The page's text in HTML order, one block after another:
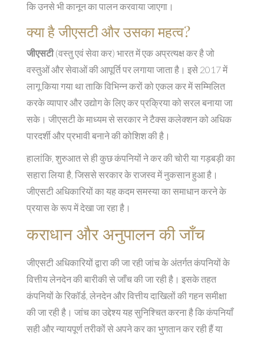
कि उनसे भी कानून का पालन करवाया जाएगा।
क्या है जीएसटी और उसका महत्व?
जीएसटी(वस्तु एवं सेवा कर) भारत में एक अप्रत्यक्ष कर है जो
वस्तुओं और सेवाओं की आपूर्ति पर लगाया जाता है। इसे 2017 में
लागू किया गया था ताकि विभिन्न करों को एकल कर में सम्मिलित
करके व्यापार और उद्योग के लिए कर प्रक्रिया को सरल बनाया जा
सके। जीएसटी के माध्यम से सरकार ने टैक्स कलेक्शन को अधिक
पारदर्शी और प्रभावी बनाने की कोशिश की है।
हालांकि, शुरुआत से ही कुछ कंपनियों ने कर की चोरी या गड़बड़ी का
सहारा लिया है, जिससे सरकार के राजस्व में नुकसान हुआ है।
जीएसटी अधिकारियों का यह कदम समस्या का समाधान करने के
प्रयास के रूप में देखा जा रहा है।
कराधान और अनुपालन की जाँच
जीएसटी अधिकारियों द्वारा की जा रही जांच के अंतर्गत कंपनियों के
वित्तीय लेनदेन की बारीकी से जाँच की जा रही है। इसके तहत
कंपनियों के रिकॉर्ड, लेनदेन और वित्तीय दाखिलों की गहन समीक्षा
की जा रही है। जांच का उद्देश्य यह सुनिश्चित करना है कि कंपनियाँ
सही और न्यायपूर्ण तरीकों से अपने कर का भुगतान कर रही हैं या